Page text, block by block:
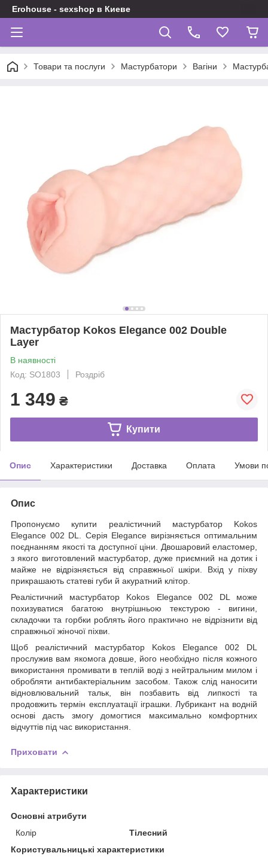
Erohouse - sexshop в Киеве
Товари та послуги Мастурбатори Вагіни
Мастурбатор Kokos Elegance 002 Double
Layer
В наявності
Код: SO1803
Роздріб
1 349 ₴
Купити
Опис Характеристики Доставка Оплата Умови
Опис
Пропонуємо купити реалістичний мастурбатор Kokos
Elegance 002 DL. Серія Elegance вирізняється оптимальним
поєднанням якості та доступної ціни. Двошаровий еластомер,
з якого виготовлений мастурбатор, дуже приємний на дотик і
майже не відрізняється від справжньої шкіри. Вхід у піхву
прикрашають статеві губи й акуратний клітор.
Реалістичний мастурбатор Kokos Elegance 002 DL може
похизуватися багатою внутрішньою текстурою - вигини,
складочки та горбки роблять його практично не відрізнити від
справжньої жіночої піхви.
Щоб реалістичний мастурбатор Kokos Elegance 002 DL
прослужив вам якомога довше, його необхідно після кожного
використання промивати в теплій воді з нейтральним милом і
обробляти антибактеріальним засобом. Також слід наносити
відновлювальний тальк, він позбавить від липкості та
продовжить термін експлуатації іграшки. Лубрикант на водній
основі дасть змогу домогтися максимально комфортних
відчуттів під час використання.
Приховати
Характеристики
Основні атрибути
Колір
Тілесний
Користувальницькі характеристики